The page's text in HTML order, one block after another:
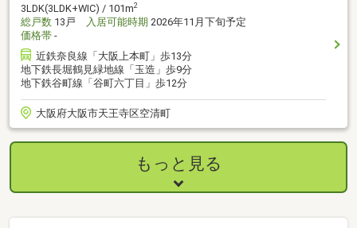
3LDK(3LDK+WIC) / 101m2
総戸数 13戸 入居可能時期 2026年11月下旬予定
価格帯 -
近鉄奈良線「大阪上本町」歩13分
地下鉄長堀鶴見緑地線「玉造」歩9分
地下鉄谷町線「谷町六丁目」歩12分
大阪府大阪市天王寺区空清町
もっと見る